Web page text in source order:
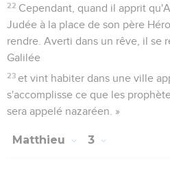
22 Cependant, quand il apprit
Judée à la place de son père
rendre. Averti dans un rêve, il se
Galilée
23 et vint habiter dans une ville
s'accomplisse ce que les
sera appelé nazaréen. »
Matthieu 3